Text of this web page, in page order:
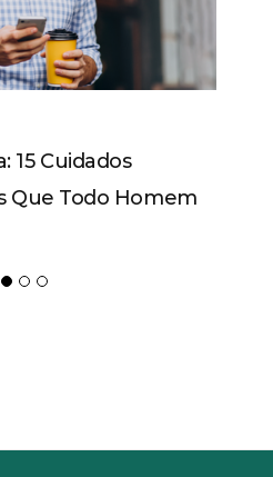
15 Cuidados
Que Todo Homem